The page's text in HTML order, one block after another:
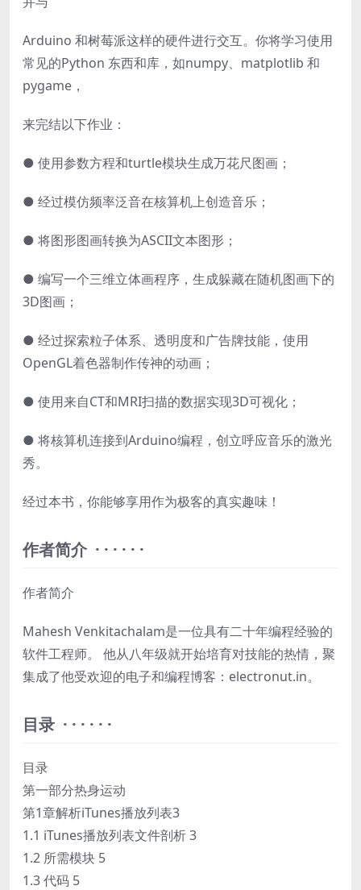
Arduino 和树莓派这样的硬件进行交互。你将学习使用
常见的Python 东西和库，如numpy、matplotlib 和
pygame，
来完结以下作业：
● 使用参数方程和turtle模块生成万花尺图画；
● 经过模仿频率泛音在核算机上创造音乐；
● 将图形图画转换为ASCII文本图形；
● 编写一个三维立体画程序，生成躲藏在随机图画下的
3D图画；
● 经过探索粒子体系、透明度和广告牌技能，使用
OpenGL着色器制作传神的动画；
● 使用来自CT和MRI扫描的数据实现3D可视化；
● 将核算机连接到Arduino编程，创立呼应音乐的激光
秀。
经过本书，你能够享用作为极客的真实趣味！
作者简介 · · · · · ·
作者简介
Mahesh Venkitachalam是一位具有二十年编程经验的
软件工程师。 他从八年级就开始培育对技能的热情，聚
集成了他受欢迎的电子和编程博客：electronut.in。
目录 · · · · · ·
目录
第一部分热身运动
第1章解析iTunes播放列表3
1.1 iTunes播放列表文件剖析 3
1.2 所需模块 5
1.3 代码 5